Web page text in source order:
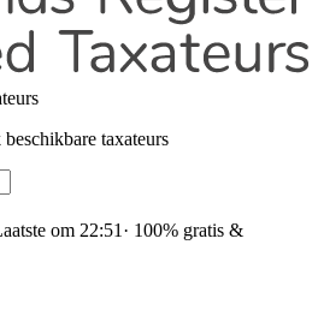
taxateurs
om 22:51 · 100% gratis &